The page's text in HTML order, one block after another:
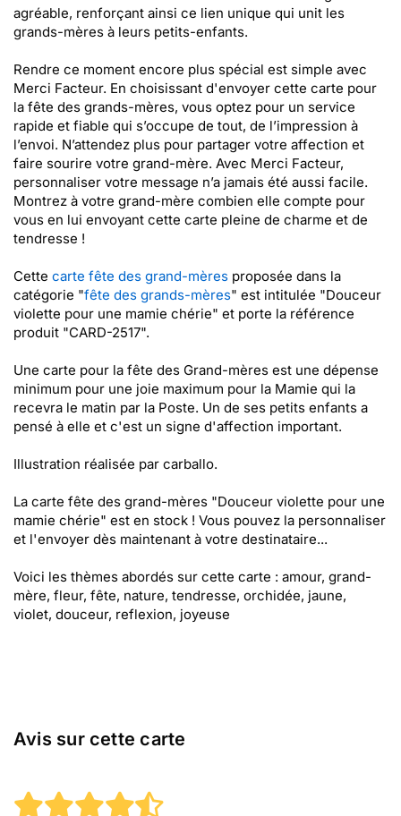
agréable, renforçant ainsi ce lien unique qui unit les
grands-mères à leurs petits-enfants.
Rendre ce moment encore plus spécial est simple avec
Merci Facteur. En choisissant d'envoyer cette carte pour
la fête des grands-mères, vous optez pour un service
rapide et fiable qui s’occupe de tout, de l’impression à
l’envoi. N’attendez plus pour partager votre affection et
faire sourire votre grand-mère. Avec Merci Facteur,
personnaliser votre message n’a jamais été aussi facile.
Montrez à votre grand-mère combien elle compte pour
vous en lui envoyant cette carte pleine de charme et de
tendresse !
Cette carte fête des grand-mères proposée dans la
catégorie "fête des grands-mères" est intitulée "Douceur
violette pour une mamie chérie" et porte la référence
produit "CARD-2517".
Une carte pour la fête des Grand-mères est une dépense
minimum pour une joie maximum pour la Mamie qui la
recevra le matin par la Poste. Un de ses petits enfants a
pensé à elle et c'est un signe d'affection important.
Illustration réalisée par carballo.
La carte fête des grand-mères "Douceur violette pour une
mamie chérie" est en stock ! Vous pouvez la personnaliser
et l'envoyer dès maintenant à votre destinataire...
Voici les thèmes abordés sur cette carte : amour, grand-
mère, fleur, fête, nature, tendresse, orchidée, jaune,
violet, douceur, reflexion, joyeuse
Avis sur cette carte